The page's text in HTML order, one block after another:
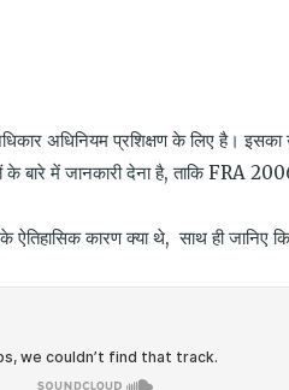
अधिनियम प्रशिक्षण के लिए है। इसका
के बारे में जानकारी देना है, ताकि FRA
कारण क्या थे, साथ ही